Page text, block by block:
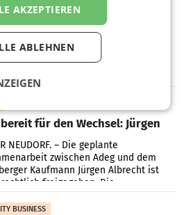
modernisiert zwei Filialen in
und Niederösterreich
NEUDORF. – Im Rahmen einer
Modernisierungsoffensive
Die beiden Standorte liegen
für den Wechsel: Jürgen
setzt ab 1.1.2027 auf Adeg
NEUDORF. – Die geplante
zwischen Adeg und dem
Kaufmann Jürgen Albrecht ist
freigegeben: Die
und der
BUSINESS
AKZEPTIEREN
ABLEHNEN